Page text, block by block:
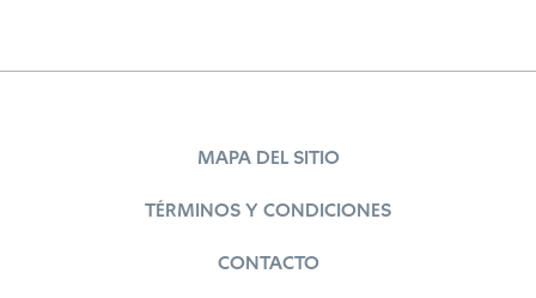
MAPA DEL SITIO
TÉRMINOS Y CONDICIONES
CONTACTO